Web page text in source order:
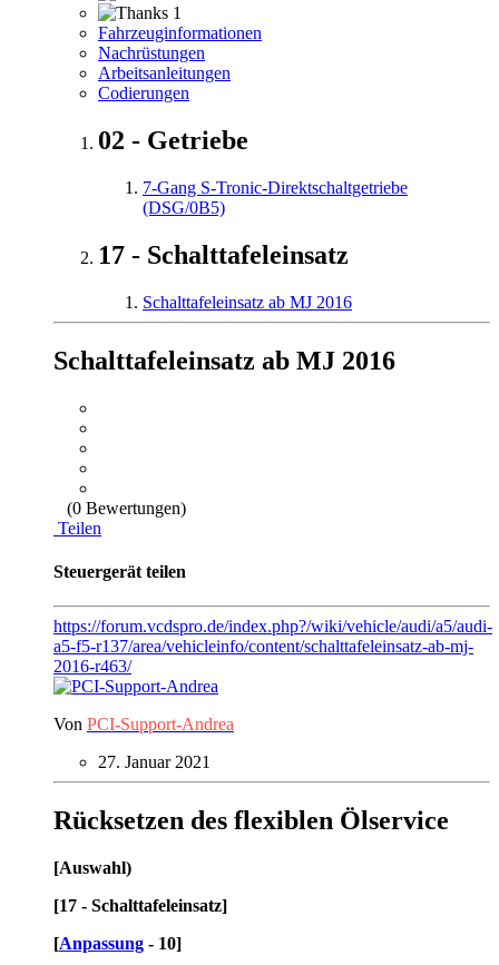
1
Fahrzeuginformationen
Nachrüstungen
Arbeitsanleitungen
Codierungen
02 - Getriebe
7-Gang S-Tronic-Direktschaltgetriebe
(DSG/0B5)
17 - Schalttafeleinsatz
Schalttafeleinsatz ab MJ 2016
Schalttafeleinsatz ab MJ 2016
(0 Bewertungen)
Teilen
Steuergerät teilen
https://forum.vcdspro.de/index.php?/wiki/vehicle/audi/a5/audi-
a5-f5-r137/area/vehicleinfo/content/schalttafeleinsatz-ab-mj-
2016-r463/
Von PCI-Support-Andrea
27. Januar 2021
Rücksetzen des flexiblen Ölservice
[Auswahl)
[17 - Schalttafeleinsatz]
[Anpassung - 10]